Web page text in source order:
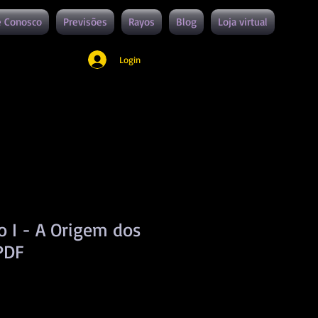
Conosco Previsões Rayos Blog Loja virtual
Login
I - A Origem dos